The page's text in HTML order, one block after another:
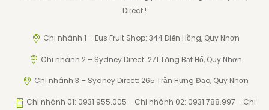
Direct !
Chi nhánh 1 – Eus Fruit Shop: 344 Diên Hồng, Quy Nhơn
Chi nhánh 2 – Sydney Direct: 271 Tăng Bạt Hổ, Quy Nhơn
Chi nhánh 3 – Sydney Direct: 265 Trần Hưng Đạo, Quy Nhơn
Chi nhánh 01: 0931.955.005 - Chi nhánh 02: 0931.788.997 - Chi